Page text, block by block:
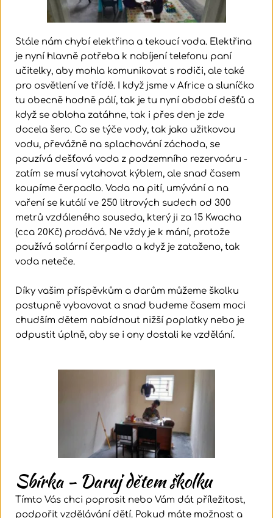
Stále nám chybí elektřina a tekoucí voda. Elektřina
je nyní hlavně potřeba k nabíjení telefonu paní
učitelky, aby mohla komunikovat s rodiči, ale také
pro osvětlení ve třídě. I když jsme v Africe a sluníčko
tu obecně hodně pálí, tak je tu nyní období dešťů a
když se obloha zatáhne, tak i přes den je zde
docela šero. Co se týče vody, tak jako užitkovou
vodu, převážně na splachování záchoda, se
pouzívá dešťová voda z podzemního rezervoáru -
zatím se musí vytahovat kýblem, ale snad časem
koupíme čerpadlo. Voda na pití, umývání a na
vaření se kutálí ve 250 litrových sudech od 300
metrů vzdáleného souseda, který ji za 15 Kwacha
(cca 20Kč) prodává. Ne vždy je k mání, protože
používá solární čerpadlo a když je zataženo, tak
voda neteče.
Díky vašim příspěvkům a darům můžeme školku
postupně vybavovat a snad budeme časem moci
chudším dětem nabídnout nižší poplatky nebo je
odpustit úplně, aby se i ony dostali ke vzdělání.
Sbírka - Daruj dětem školku
Tímto Vás chci poprosit nebo Vám dát příležitost,
podpořit vzdělávání dětí. Pokud máte možnost a